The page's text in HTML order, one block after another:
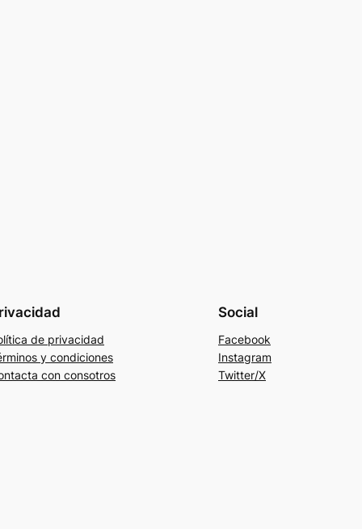
de privacidad
y condiciones
con consotros
Social
Facebook
Instagram
Twitter/X